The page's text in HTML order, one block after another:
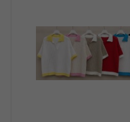
Nasz Sklep
przez nasz serwer i
jego indywidualnych
opcję przyjmowania
może wpłynąć na
Klienta przechowują